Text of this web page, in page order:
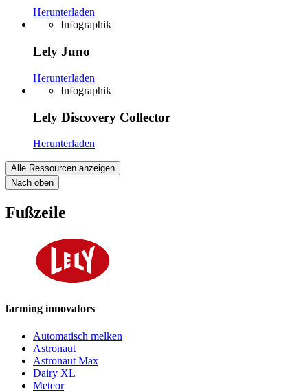
Herunterladen
Infographik
Lely Juno
Herunterladen
Infographik
Lely Discovery Collector
Herunterladen
Alle Ressourcen anzeigen
Nach oben
Fußzeile
farming innovators
Automatisch melken
Astronaut
Astronaut Max
Dairy XL
Meteor